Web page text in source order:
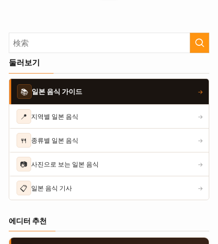
둘러보기
📚 일본 음식 가이드 →
📍 지역별 일본 음식 →
🍴 종류별 일본 음식 →
📷 사진으로 보는 일본 음식 →
📋 일본 음식 기사 →
에디터 추천